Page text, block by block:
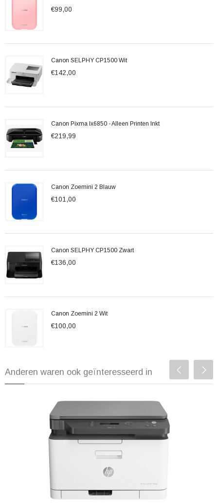
€99,00
Canon SELPHY CP1500 Wit
€142,00
Canon Pixma Ix6850 - Alleen Printen Inkt
€219,99
Canon Zoemini 2 Blauw
€101,00
Canon SELPHY CP1500 Zwart
€136,00
Canon Zoemini 2 Wit
€100,00
Anderen waren ook geïnteresseerd in